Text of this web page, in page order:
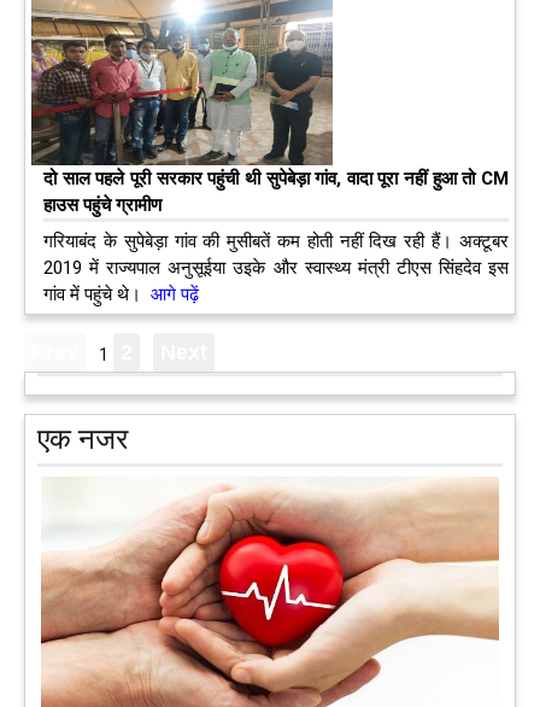
दो साल पहले पूरी सरकार पहुंची थी सुपेबेड़ा गांव, वादा पूरा नहीं हुआ तो CM
हाउस पहुंचे ग्रामीण
गरियाबंद के सुपेबेड़ा गांव की मुसीबतें कम होती नहीं दिख रही हैं। अक्टूबर
2019 में राज्यपाल अनुसूईया उइके और स्वास्थ्य मंत्री टीएस सिंहदेव इस
गांव में पहुंचे थे।
आगे पढ़ें
1
एक नजर